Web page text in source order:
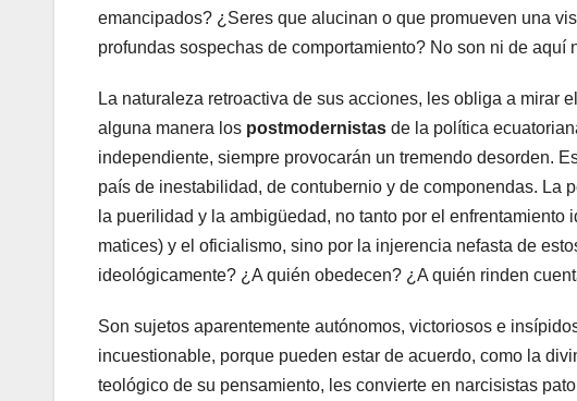
emancipados? ¿Seres que alucinan o que promueven una
profundas sospechas de comportamiento? No son ni de
La naturaleza retroactiva de sus acciones, les obliga a mirar
alguna manera los postmodernistas de la política
independiente, siempre provocarán un tremendo desorden.
país de inestabilidad, de contubernio y de componendas. La
la puerilidad y la ambigüedad, no tanto por el
matices) y el oficialismo, sino por la injerencia nefasta de
ideológicamente? ¿A quién obedecen? ¿A quién rinden
Son sujetos aparentemente autónomos, victoriosos e
incuestionable, porque pueden estar de acuerdo, como la
teológico de su pensamiento, les convierte en narcisistas